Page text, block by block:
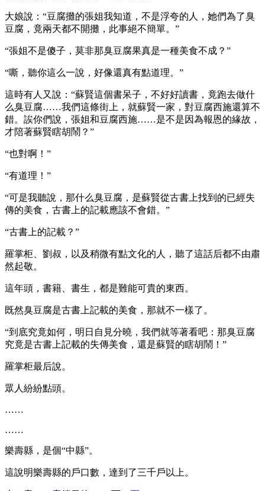
大娘說：“豆腐攤的張姐我知道，不是浮夸的人，她們為了臭
豆腐，竟兩天都不開攤，此事絕不簡單。”
“張姐不是傻子，莫非那臭豆腐果真是一種美食不成？”
“嘶，聽你這么一說，好像還真有點道理。”
這時有人又說：“蘇賢這個書呆子，不好好讀書，竟跑去做什
么臭豆腐……我們這條街上，就蘇賢一家，對豆腐西施還算不
錯。誒你們說，張姐和豆腐西施……是不是因為報恩的緣故，
才陪著蘇賢瞎胡鬧？”
“也對啊！”
“有道理！”
“可是我聽說，那什么臭豆腐，是蘇賢從古書上找到的已經失
傳的美食，古書上的記載應該不會錯。”
“古書上的記載？”
羅掌柜、劉叔，以及稍微有點文化的人，聽了這話后都不由肅
然起敬。
這年頭，書籍、書生，都是難能可貴的東西。
既然臭豆腐是古書上記載的美食，那就不一樣了。
“到底究竟如何，明日自見分曉，我們就等著看吧：那臭豆腐
究竟是古書上記載的失傳美食，還是蘇賢的瞎胡鬧！”
羅掌柜最后說。
眾人紛紛點頭。
……
……
樂壽縣，是個“中縣”。
這說明樂壽縣的戶口數，達到了三千戶以上。